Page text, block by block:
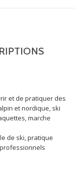
et de pratiquer des
et nordique, ski
marche
de ski, pratique